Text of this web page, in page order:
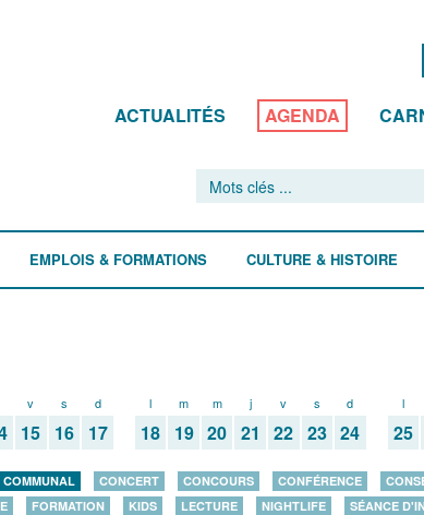
ACTUALITÉS AGENDA
EMPLOIS & FORMATIONS CULTURE & HISTOIRE
v
15
s
16
d
17
l
18
m
19
m
20
j
21
v
22
s
23
d
24
l
25
COMMUNAL CONCERT CONCOURS CONFÉRENCE
FORMATION KIDS LECTURE NIGHTLIFE SÉANCE